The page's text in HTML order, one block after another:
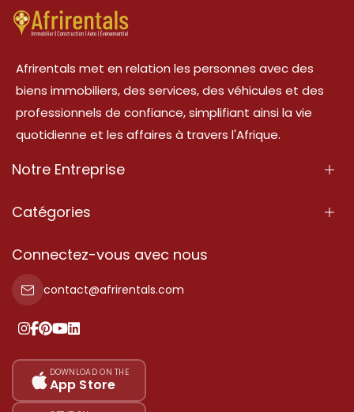
Afrirentals met en relation les personnes avec des
biens immobiliers, des services, des véhicules et des
professionnels de confiance, simplifiant ainsi la vie
quotidienne et les affaires à travers l'Afrique.
Notre Entreprise
À Propos
Conditions d'Utilisation
Politique de Confidentialité
Nos tarifs
Plan du site
Catégories
Propriété
Propriété à vendre
Propriété à louer
Ajoutez votre témoignage
Connectez-vous avec nous
contact@afrirentals.com
DOWNLOAD ON THE
App Store